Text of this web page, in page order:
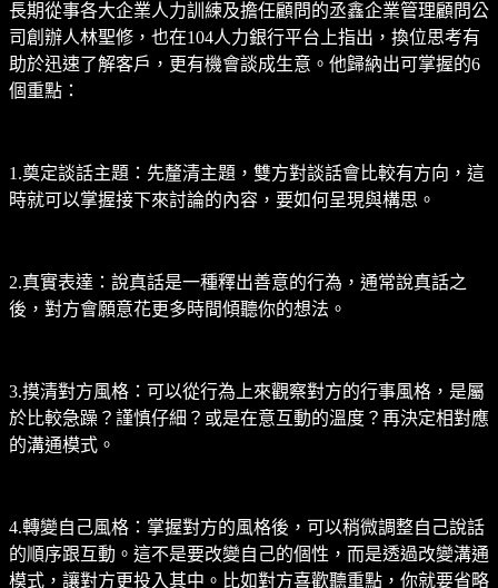
長期從事各大企業人力訓練及擔任顧問的丞鑫企業管理顧問公
司創辦人林聖修，也在104人力銀行平台上指出，換位思考有
助於迅速了解客戶，更有機會談成生意。他歸納出可掌握的6
個重點：
1.奠定談話主題：先釐清主題，雙方對談話會比較有方向，這
時就可以掌握接下來討論的內容，要如何呈現與構思。
2.真實表達：說真話是一種釋出善意的行為，通常說真話之
後，對方會願意花更多時間傾聽你的想法。
3.摸清對方風格：可以從行為上來觀察對方的行事風格，是屬
於比較急躁？謹慎仔細？或是在意互動的溫度？再決定相對應
的溝通模式。
4.轉變自己風格：掌握對方的風格後，可以稍微調整自己說話
的順序跟互動。這不是要改變自己的個性，而是透過改變溝通
模式，讓對方更投入其中。比如對方喜歡聽重點，你就要省略